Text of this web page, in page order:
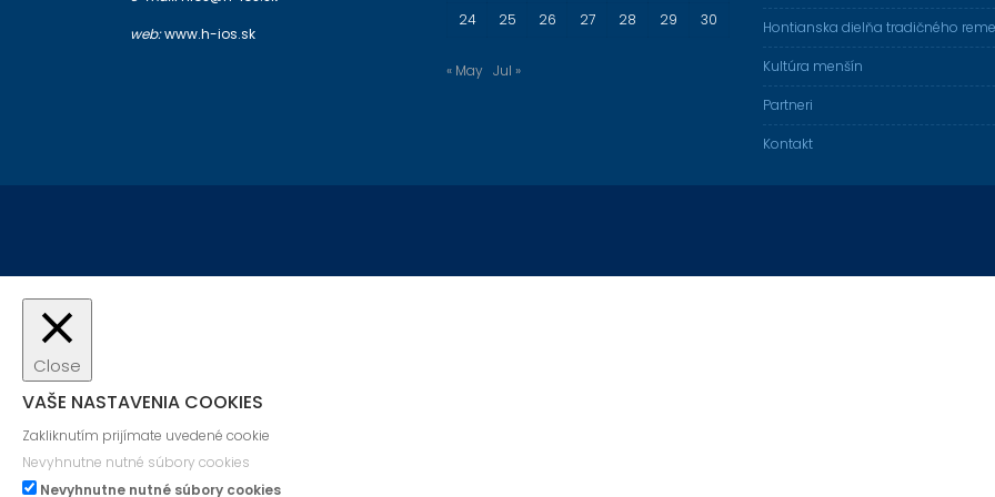
web:www.h-ios.sk
24 25 26 27 28 29 30
« May Jul »
Hontianska dielňa tradičného
Kultúra menšín
Partneri
Kontakt
Close
VAŠE NASTAVENIA COOKIES
Zakliknutím prijímate uvedené cookie
Nevyhnutne nutné súbory cookies
Nevyhnutne nutné súbory cookies